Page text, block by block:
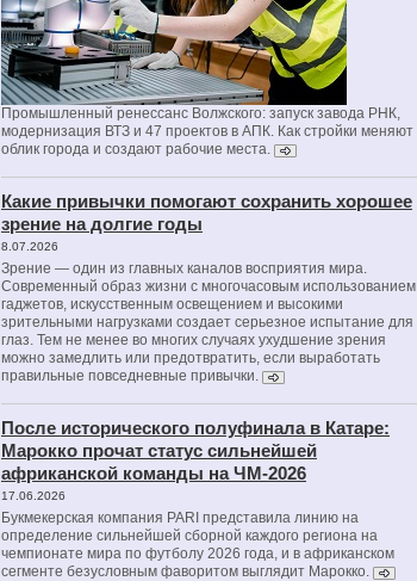
Промышленный ренессанс Волжского: запуск завода РНК,
модернизация ВТЗ и 47 проектов в АПК. Как стройки меняют
облик города и создают рабочие места.
Какие привычки помогают сохранить хорошее
зрение на долгие годы
8.07.2026
Зрение — один из главных каналов восприятия мира.
Современный образ жизни с многочасовым использованием
гаджетов, искусственным освещением и высокими
зрительными нагрузками создает серьезное испытание для
глаз. Тем не менее во многих случаях ухудшение зрения
можно замедлить или предотвратить, если выработать
правильные повседневные привычки.
После исторического полуфинала в Катаре:
Марокко прочат статус сильнейшей
африканской команды на ЧМ-2026
17.06.2026
Букмекерская компания PARI представила линию на
определение сильнейшей сборной каждого региона на
чемпионате мира по футболу 2026 года, и в африканском
сегменте безусловным фаворитом выглядит Марокко.